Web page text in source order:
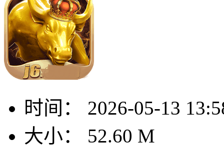
时间：
2026-05-13
大小：
52.60 M